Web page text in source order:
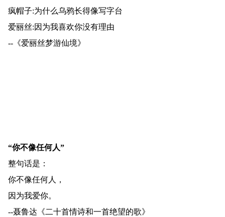
疯帽子:为什么乌鸦长得像写字台
爱丽丝:因为我喜欢你没有理由
--《爱丽丝梦游仙境》
“你不像任何人”
整句话是：
你不像任何人，
因为我爱你。
--聂鲁达《二十首情诗和一首绝望的歌》